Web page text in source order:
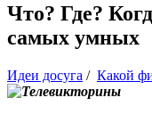
Что? Где?
самых умных
Идеи досуга / Какой